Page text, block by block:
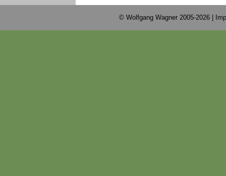
© Wolfgang Wagner 2005-2026 |